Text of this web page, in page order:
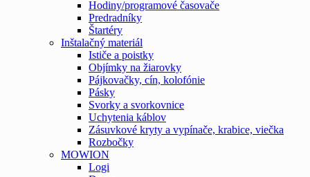
Hodiny/programové časovače
Predradníky
Štartéry
Inštalačný materiál
Ističe a poistky
Objímky na žiarovky
Pájkovačky, cín, kolofónie
Pásky
Svorky a svorkovnice
Uchytenia káblov
Zásuvkové kryty a vypínače, krabice, viečka
Rozbočky
MOWION
Logi